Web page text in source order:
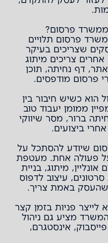
ממשרד פרסום?
פרסום תלויים
שצריכים בעיקר
אחרים צריכים מיתוג
דף נחיתה, תוכן
פרסום מודפסים.
הוא כשיש חיבור בין
ממומן יעבוד טוב
ברור, מסר שיווקי
ביצועים.
שיודע להסתכל על
פעולה אחת. מעטפת
אונליין, מיתוג, בניית
, עיצוב לדפוס
באמת צריך.
פניות בזמן קצר
מציע גם ניהול
פייסבוק, אינסטגרם,